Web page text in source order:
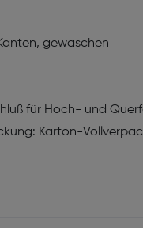
gewaschen
für Hoch- und
Karton-